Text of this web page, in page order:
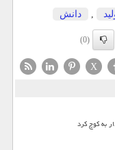
, دانش
(0)
X
به کوچ کرد